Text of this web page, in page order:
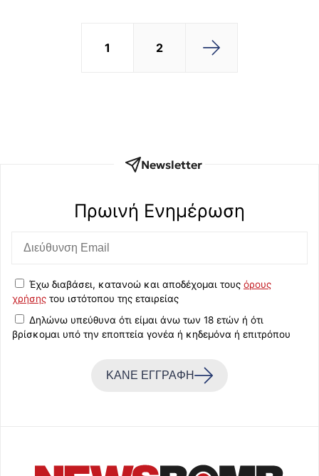
1 2
Newsletter
Πρωινή Eνημέρωση
Έχω διαβάσει, κατανοώ και αποδέχομαι τους όρους
χρήσης του ιστότοπου της εταιρείας
Δηλώνω υπεύθυνα ότι είμαι άνω των 18 ετών ή ότι
βρίσκομαι υπό την εποπτεία γονέα ή κηδεμόνα ή επιτρόπου
ΚΑΝΕ ΕΓΓΡΑΦΗ